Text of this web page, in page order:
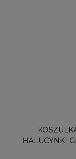
HALUCYNKI